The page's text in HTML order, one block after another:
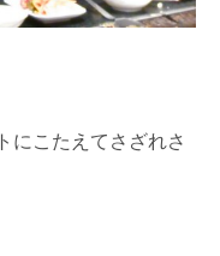
にこたえてさざれさ